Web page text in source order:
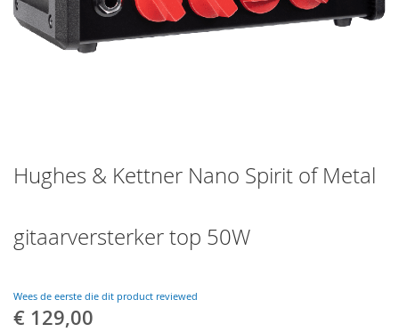
Hughes & Kettner Nano Spirit of Metal
gitaarversterker top 50W
Wees de eerste die dit product reviewed
Speciale
€ 129,00
to
the
the